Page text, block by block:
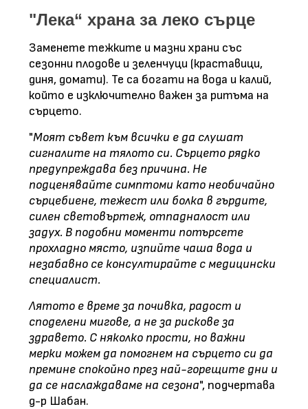
"Лека“ храна за леко сърце
Заменете тежките и мазни храни със
сезонни плодове и зеленчуци (краставици,
диня, домати). Те са богати на вода и калий,
който е изключително важен за ритъма на
сърцето.
"Моят съвет към всички е да слушат
сигналите на тялото си. Сърцето рядко
предупреждава без причина. Не
подценявайте симптоми като необичайно
сърцебиене, тежест или болка в гърдите,
силен световъртеж, отпадналост или
задух. В подобни моменти потърсете
прохладно място, изпийте чаша вода и
незабавно се консултирайте с медицински
специалист.
Лятото е време за почивка, радост и
споделени мигове, а не за рискове за
здравето. С няколко прости, но важни
мерки можем да помогнем на сърцето си да
премине спокойно през най-горещите дни и
да се наслаждаваме на сезона", подчертава
д-р Шабан.